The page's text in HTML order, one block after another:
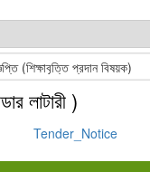
(শিক্ষাবৃত্তি প্রদান বিষয়ক)
লাটারী )
Tender_Notice